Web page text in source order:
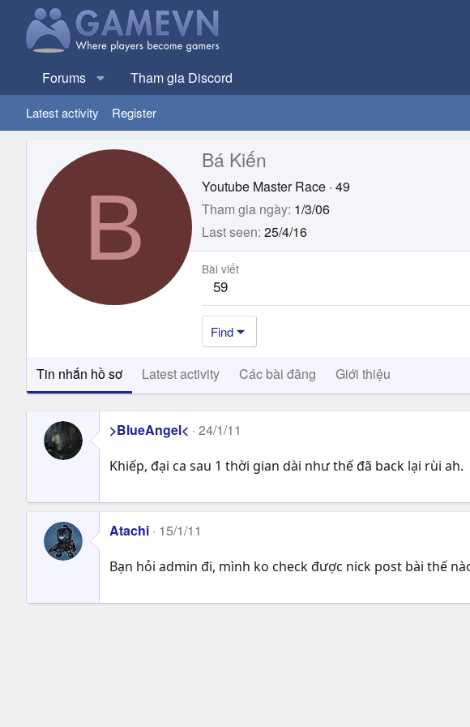
Forums Tham gia Discord
Latest activity Register
B
Bá Kiến
Youtube Master Race · 49
Tham gia ngày 1/3/06
Last seen 25/4/16
Bài viết
59
Find
Tin nhắn hồ sơ Latest activity Các bài đăng Giới thiệu
>BlueAngel< 24/1/11
Khiếp, đại ca sau 1 thời gian dài như thế đã back lại rùi ah.
Atachi 15/1/11
Bạn hỏi admin đi, mình ko check được nick post bài thế